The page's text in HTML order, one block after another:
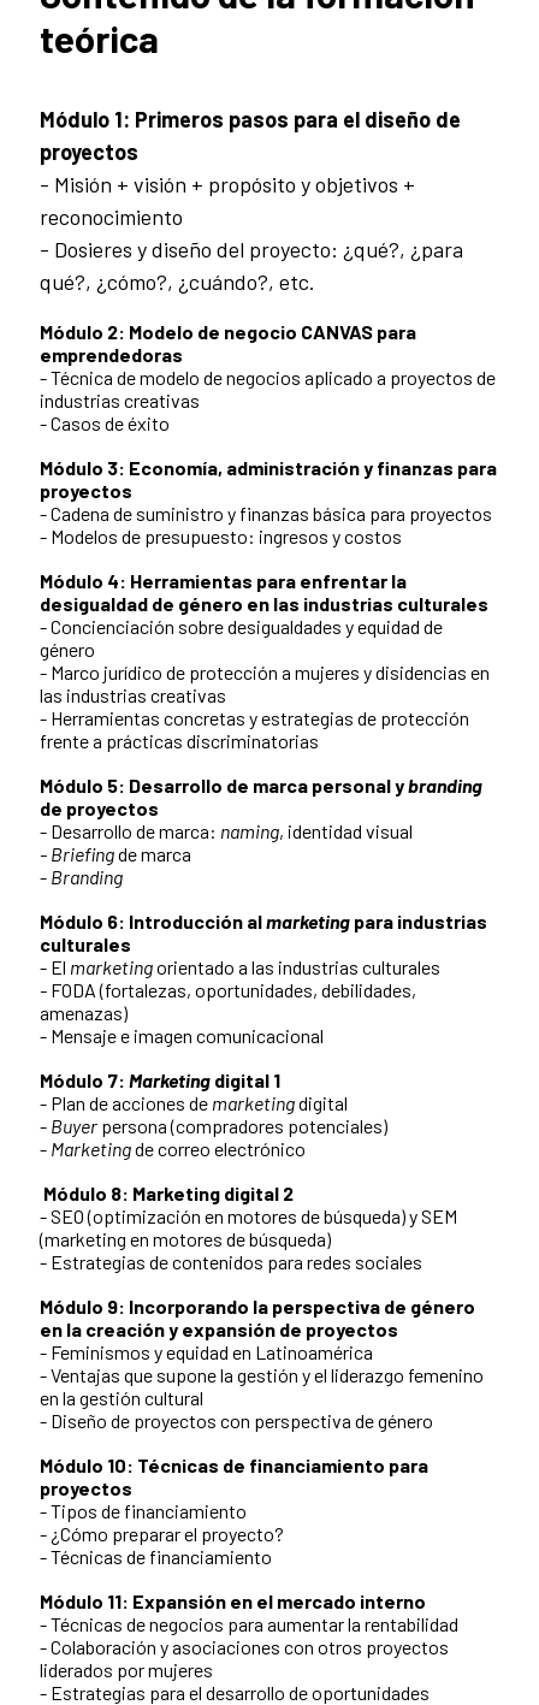
teórica
Módulo 1: Primeros pasos para el diseño de
proyectos
- Misión + visión + propósito y objetivos +
reconocimiento
- Dosieres y diseño del proyecto: ¿qué?, ¿para
qué?, ¿cómo?, ¿cuándo?, etc.
Módulo 2: Modelo de negocio CANVAS para
emprendedoras
- Técnica de modelo de negocios aplicado a proyectos de
industrias creativas
- Casos de éxito
Módulo 3: Economía, administración y finanzas para
proyectos
- Cadena de suministro y finanzas básica para proyectos
- Modelos de presupuesto: ingresos y costos
Módulo 4: Herramientas para enfrentar la
desigualdad de género en las industrias culturales
- Concienciación sobre desigualdades y equidad de
género
- Marco jurídico de protección a mujeres y disidencias en
las industrias creativas
- Herramientas concretas y estrategias de protección
frente a prácticas discriminatorias
Módulo 5: Desarrollo de marca personal ybranding
de proyectos
- Desarrollo de marca: naming, identidad visual
- Briefingde marca
- Branding
Módulo 6: Introducción almarketing para industrias
culturales
- El marketingorientado a las industrias culturales
- FODA (fortalezas, oportunidades, debilidades,
amenazas)
- Mensaje e imagen comunicacional
Módulo 7: Marketing digital 1
- Plan de acciones de marketingdigital
- Buyer persona (compradores potenciales)
- Marketingde correo electrónico
Módulo 8: Marketing digital 2
- SEO (optimización en motores de búsqueda) y SEM
(marketing en motores de búsqueda)
- Estrategias de contenidos para redes sociales
Módulo 9: Incorporando la perspectiva de género
en la creación y expansión de proyectos
- Feminismos y equidad en Latinoamérica
- Ventajas que supone la gestión y el liderazgo femenino
en la gestión cultural
- Diseño de proyectos con perspectiva de género
Módulo 10: Técnicas de financiamiento para
proyectos
- Tipos de financiamiento
- ¿Cómo preparar el proyecto?
- Técnicas de financiamiento
Módulo 11: Expansión en el mercado interno
- Técnicas de negocios para aumentar la rentabilidad
- Colaboración y asociaciones con otros proyectos
liderados por mujeres
- Estrategias para el desarrollo de oportunidades